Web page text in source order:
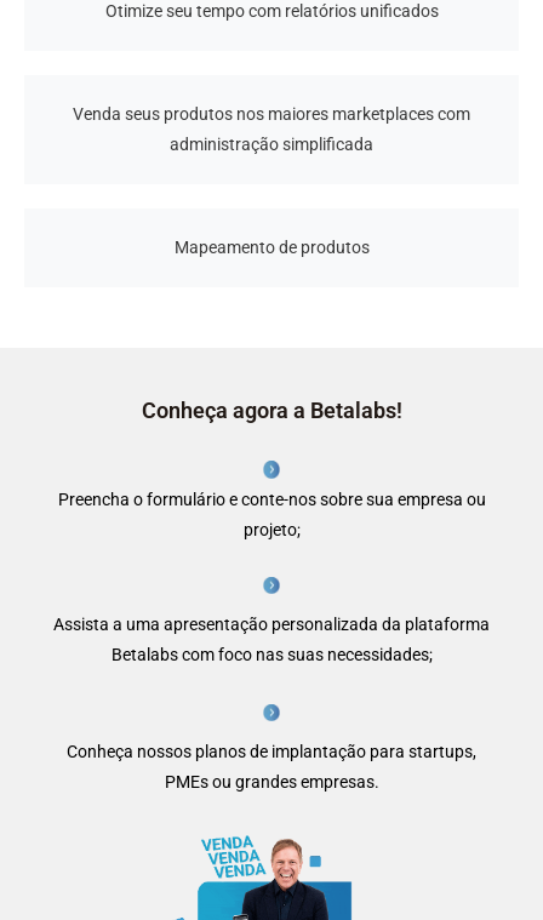
Otimize seu tempo com relatórios unificados
Venda seus produtos nos maiores marketplaces com
administração simplificada
Mapeamento de produtos
Conheça agora a Betalabs!
Preencha o formulário e conte-nos sobre sua empresa ou
projeto;
Assista a uma apresentação personalizada da plataforma
Betalabs com foco nas suas necessidades;
Conheça nossos planos de implantação para startups,
PMEs ou grandes empresas.